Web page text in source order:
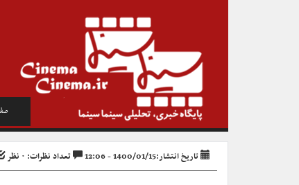
تاریخ انتشار:1400/01/15 - 12:06 تعداد نظرات: ۰ نظر